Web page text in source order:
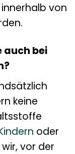
von
auch bei
keine
oder
vor der